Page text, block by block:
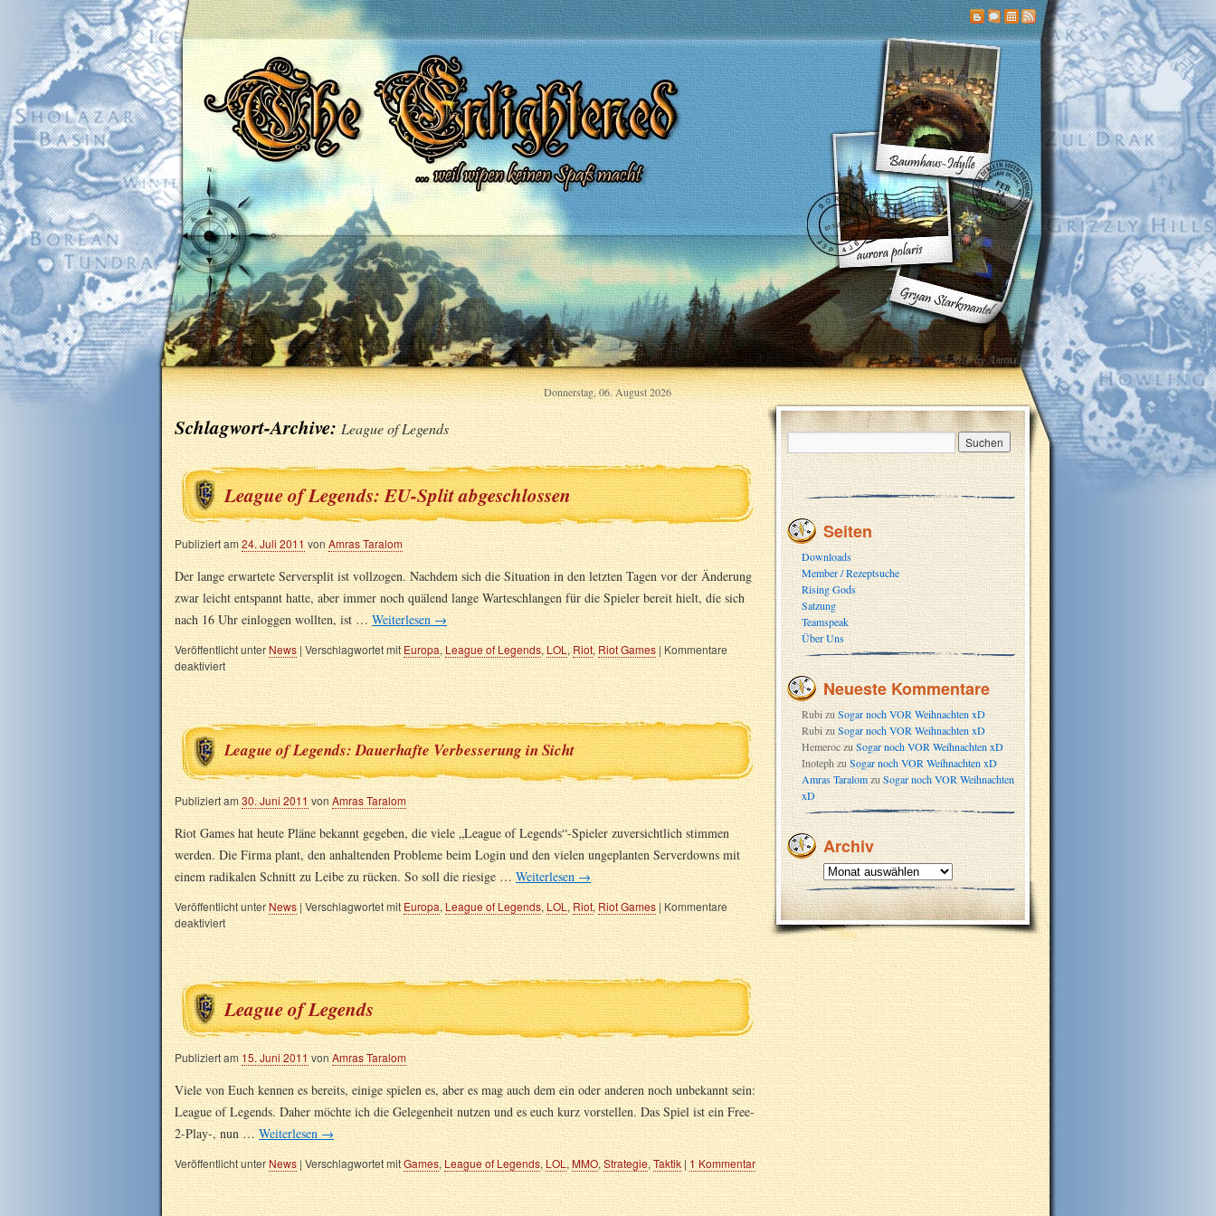
Donnerstag, 06. August 2026
Schlagwort-Archive:League of Legends
League of Legends: EU-Split abgeschlossen
Publiziert am24. Juli 2011 von Amras Taralom
Der lange erwartete Serversplit ist vollzogen. Nachdem sich die Situation in den letzten Tagen vor der Änderung
zwar leicht entspannt hatte, aber immer noch quälend lange Warteschlangen für die Spieler bereit hielt, die sich
nach 16 Uhr einloggen wollten, ist … Weiterlesen→
Veröffentlicht unterNews | Verschlagwortet mit Europa, League of Legends, LOL , Riot, Riot Games | Kommentare
deaktiviert
League of Legends: Dauerhafte Verbesserung in Sicht
Publiziert am30. Juni 2011 von Amras Taralom
Riot Games hat heute Pläne bekannt gegeben, die viele „League of Legends“-Spieler zuversichtlich stimmen
werden. Die Firma plant, den anhaltenden Probleme beim Login und den vielen ungeplanten Serverdowns mit
einem radikalen Schnitt zu Leibe zu rücken. So soll die riesige … Weiterlesen→
Veröffentlicht unterNews | Verschlagwortet mit Europa,League of Legends, LOL, Riot, Riot Games | Kommentare
deaktiviert
League of Legends
Publiziert am 15. Juni 2011 vonAmras Taralom
Viele von Euch kennen es bereits, einige spielen es, aber es mag auch dem ein oder anderen noch unbekannt sein:
League of Legends. Daher möchte ich die Gelegenheit nutzen und es euch kurz vorstellen. Das Spiel ist ein Free-
2-Play-, nun …Weiterlesen →
Veröffentlicht unterNews | Verschlagwortet mitGames,League of Legends, LOL ,MMO, Strategie, Taktik | 1 Kommentar
Seiten
Downloads
Member / Rezeptsuche
Rising Gods
Satzung
Teamspeak
Über Uns
Neueste Kommentare
RubizuSogar noch VOR Weihnachten xD
Rubizu Sogar noch VOR Weihnachten xD
HemeroczuSogar noch VOR Weihnachten xD
Inotephzu Sogar noch VOR Weihnachten xD
Amras TaralomzuSogar noch VOR Weihnachten
xD
Archiv